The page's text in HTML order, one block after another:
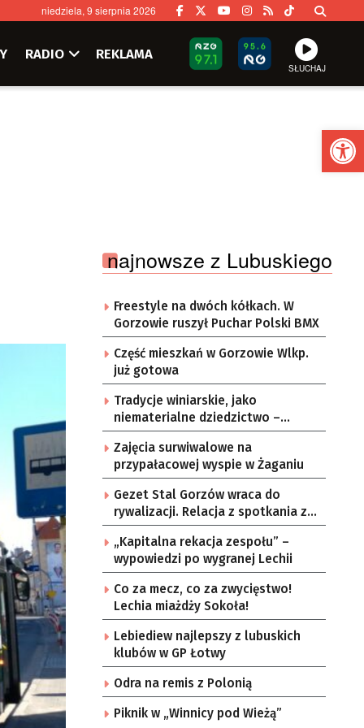
niedziela, 9 sierpnia 2026
RADIO REKLAMA
SŁUCHAJ
najnowsze z Lubuskiego
Freestyle na dwóch kółkach. W
Gorzowie ruszył Puchar Polski BMX
Część mieszkań w Gorzowie Wlkp.
już gotowa
Tradycje winiarskie, jako
niematerialne dziedzictwo –
konsultacje i projekt
Zajęcia surwiwalowe na
przypałacowej wyspie w Żaganiu
Gezet Stal Gorzów wraca do
rywalizacji. Relacja z spotkania z
częstochowskimi lwami u nas!
„Kapitalna rekacja zespołu” –
wypowiedzi po wygranej Lechii
Co za mecz, co za zwycięstwo!
Lechia miażdży Sokoła!
Lebiediew najlepszy z lubuskich
klubów w GP Łotwy
Odra na remis z Polonią
Piknik w „Winnicy pod Wieżą”